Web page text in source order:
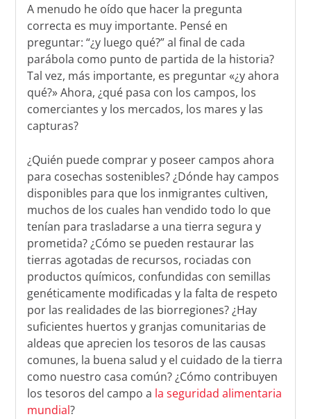
A menudo he oído que hacer la pregunta
correcta es muy importante. Pensé en
preguntar: “¿y luego qué?” al final de cada
parábola como punto de partida de la historia?
Tal vez, más importante, es preguntar «¿y ahora
qué?» Ahora, ¿qué pasa con los campos, los
comerciantes y los mercados, los mares y las
capturas?
¿Quién puede comprar y poseer campos ahora
para cosechas sostenibles? ¿Dónde hay campos
disponibles para que los inmigrantes cultiven,
muchos de los cuales han vendido todo lo que
tenían para trasladarse a una tierra segura y
prometida? ¿Cómo se pueden restaurar las
tierras agotadas de recursos, rociadas con
productos químicos, confundidas con semillas
genéticamente modificadas y la falta de respeto
por las realidades de las biorregiones? ¿Hay
suficientes huertos y granjas comunitarias de
aldeas que aprecien los tesoros de las causas
comunes, la buena salud y el cuidado de la tierra
como nuestro casa común? ¿Cómo contribuyen
los tesoros del campo a la seguridad alimentaria
mundial?